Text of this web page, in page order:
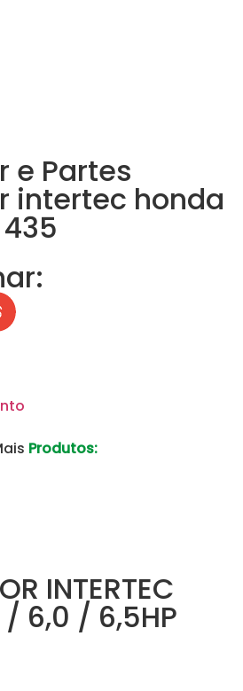
e Partes
intertec honda
Produtos:
INTERTEC
/ 6,0 / 6,5HP